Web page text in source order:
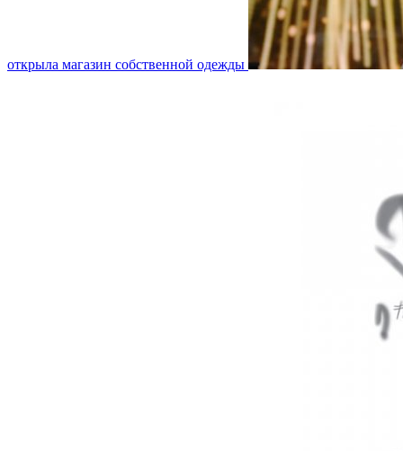
открыла магазин собственной одежды